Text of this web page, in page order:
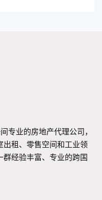
专业的房地产代理公司，
出租、零售空间和工业领
经验丰富、专业的跨国